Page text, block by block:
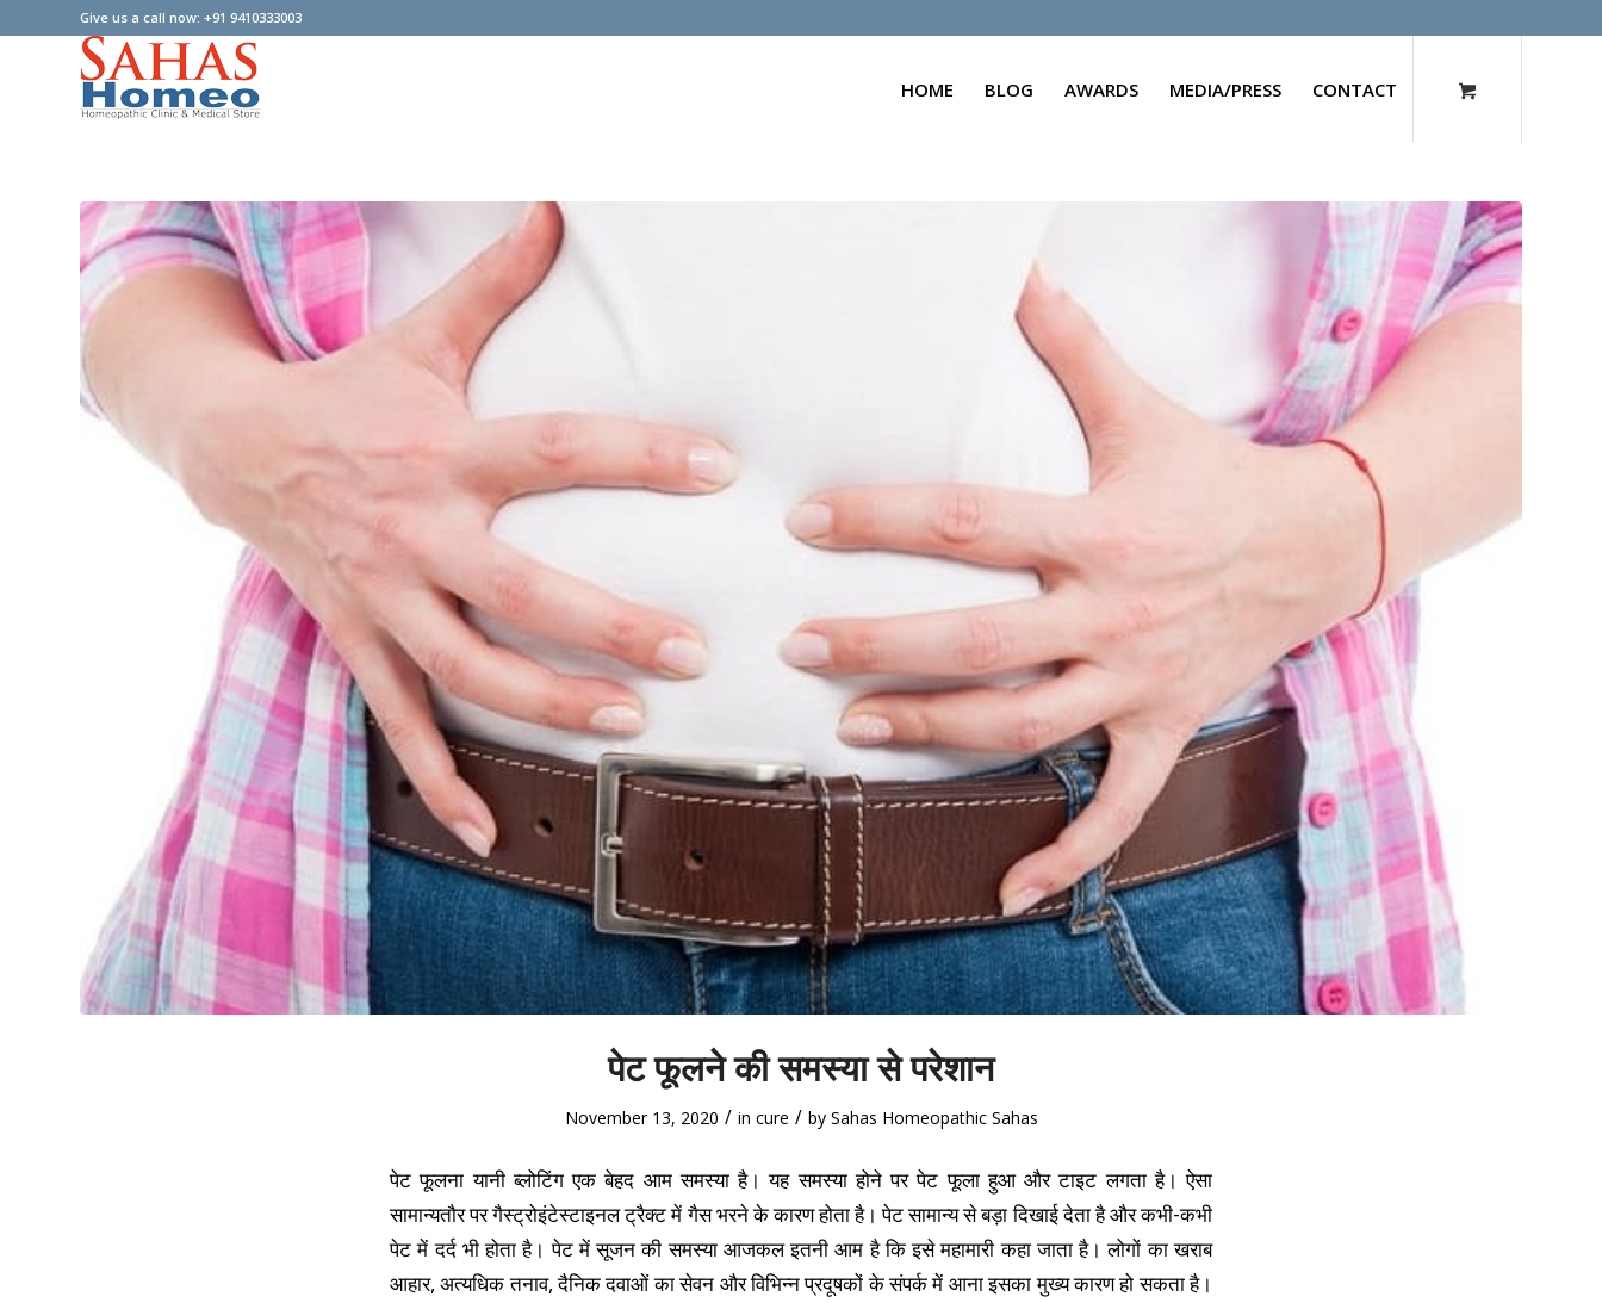
Give us a call now: +91 9410333003
HOME BLOG AWARDS MEDIA/PRESS CONTACT
पेट फूलने की समस्या से परेशान
November 13, 2020 / in cure / by Sahas Homeopathic Sahas
पेट फूलना यानी ब्लोटिंग एक बेहद आम समस्या है। यह समस्या होने पर पेट फूला हुआ और टाइट लगता है। ऐसा
सामान्यतौर पर गैस्ट्रोइंटेस्टाइनल ट्रैक्ट में गैस भरने के कारण होता है। पेट सामान्य से बड़ा दिखाई देता है और कभी-कभी
पेट में दर्द भी होता है। पेट में सूजन की समस्या आजकल इतनी आम है कि इसे महामारी कहा जाता है। लोगों का खराब
आहार, अत्यधिक तनाव, दैनिक दवाओं का सेवन और विभिन्न प्रदूषकों के संपर्क में आना इसका मुख्य कारण हो सकता है।